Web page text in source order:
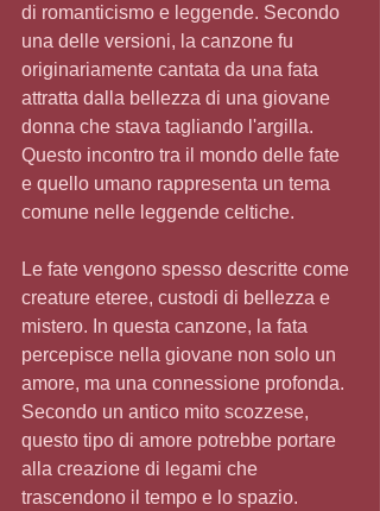
di romanticismo e leggende. Secondo
una delle versioni, la canzone fu
originariamente cantata da una fata
attratta dalla bellezza di una giovane
donna che stava tagliando l'argilla.
Questo incontro tra il mondo delle fate
e quello umano rappresenta un tema
comune nelle leggende celtiche.
Le fate vengono spesso descritte come
creature eteree, custodi di bellezza e
mistero. In questa canzone, la fata
percepisce nella giovane non solo un
amore, ma una connessione profonda.
Secondo un antico mito scozzese,
questo tipo di amore potrebbe portare
alla creazione di legami che
trascendono il tempo e lo spazio.